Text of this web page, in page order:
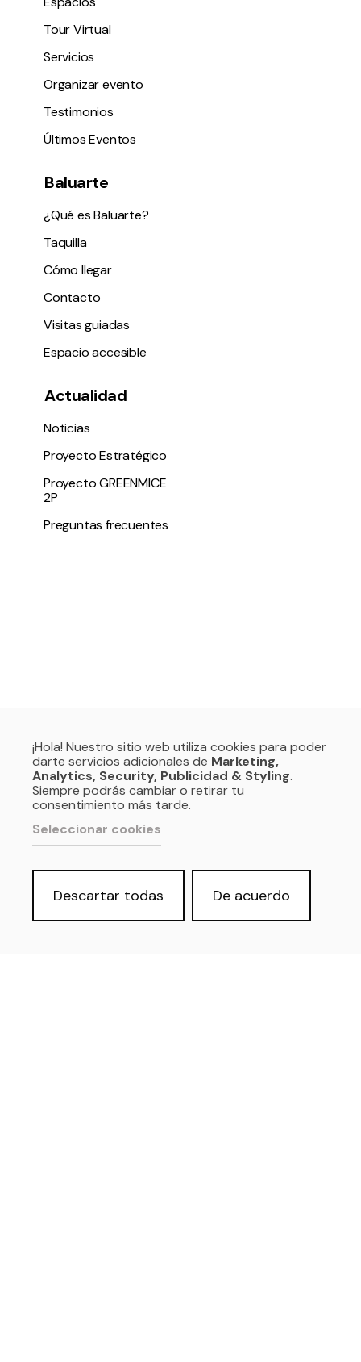
Tour Virtual
Servicios
Organizar evento
Testimonios
Últimos Eventos
Baluarte
¿Qué es Baluarte?
Taquilla
Cómo llegar
Contacto
Visitas guiadas
Espacio accesible
Actualidad
Noticias
Proyecto Estratégico
Proyecto GREENMICE
2P
Preguntas frecuentes
¡Hola! Nuestro sitio web utiliza cookies para poder
darte servicios adicionales de Marketing,
Analytics, Security, Publicidad & Styling.
Siempre podrás cambiar o retirar tu
consentimiento más tarde.
Seleccionar cookies
Descartar todas De acuerdo